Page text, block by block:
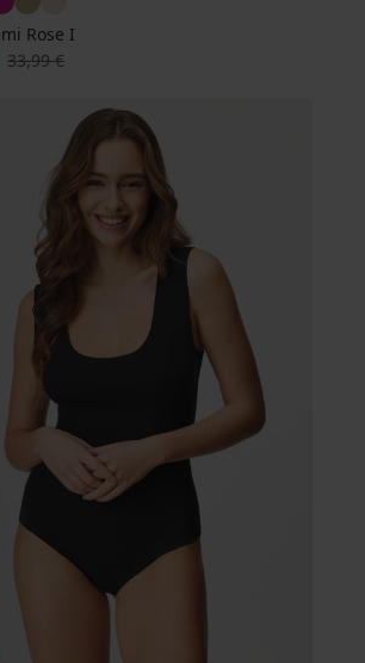
Rose I
Alter Preis
33,99 €